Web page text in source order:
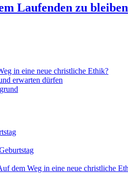
Laufenden zu bleiben
in eine neue christliche Ethik?
erwarten dürfen
dem Weg in eine neue christliche